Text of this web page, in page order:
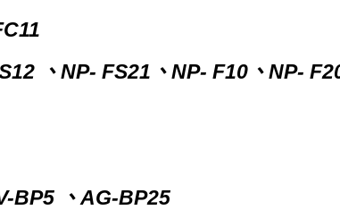
、NP- FS21、NP- F10、NP-
BP5 、AG-BP25